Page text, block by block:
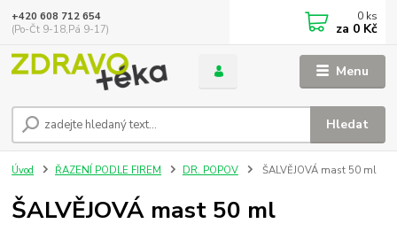
Menu
Hledat
+420 608 712 654
(Po-Čt 9-18,Pá 9-17)
0 ks
za 0 Kč
Úvod ŘAZENÍ PODLE FIREM DR. POPOV ŠALVĚJOVÁ mast 50 ml
ŠALVĚJOVÁ mast 50 ml